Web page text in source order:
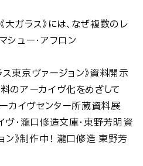
大ガラス》には、なぜ複数のレ
ュー・アフロン
東京ヴァージョン》資料開示
のアーカイヴ化をめざして
カイヴセンター所蔵資料展
・瀧口修造文庫・東野芳明資
ン》制作中！ 瀧口修造 東野芳